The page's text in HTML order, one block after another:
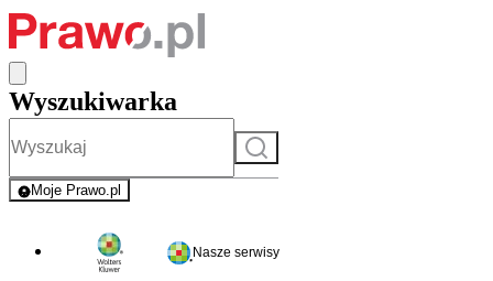
Wyszukiwarka
Szukaj
Moje Prawo.pl
- rejestracja i logowanie do serwisu
Nasze serwisy